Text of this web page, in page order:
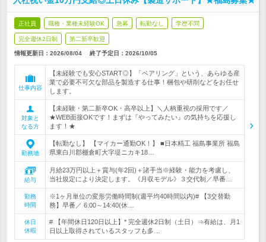
正社員 職種・業種未経験OK 急募 転勤なし 学歴不問
完全週休2日制 第二新卒歓迎
情報更新日：2026/08/04 終了予定日： 2026/10/05
仕事内容
【未経験でも安心START◎】「ベアリング」という、あらゆる産
業で必要不可欠な部品を製造する仕事！梱包や研削などをお任せ
します。
対象と
なる方
【未経験・第二新卒OK・高卒以上】＼人柄重視の採用です／
★WEB面接OKです！まずは『やってみたい』の気持ちを応援し
ます！★
勤務地
【転勤なし】 【マイカー通勤OK！】 ■日本精工 福島事業所 福島
県東白川郡棚倉町大字堤ニカキ18…
給与
月給23万円以上＋賞与(年2回)＋諸手当※経験・能力を考慮し、
当社規定により決定します。《月収モデル》３交代制／早番…
勤務
時間
※1ヶ月単位の変形労働時間制(週平均40時間以内)# 【3交替勤
務】早番／ 6:00～14:40(休…
休日
休暇
# 【年間休日120日以上】* 完全週休2日制（土日）⇒有給は、月1
日以上取得されているスタッフも多…